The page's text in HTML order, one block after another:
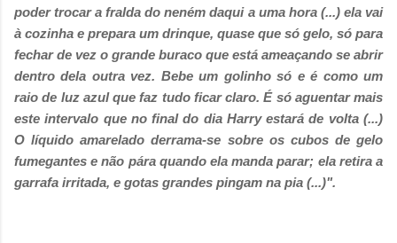
poder trocar a fralda do neném daqui a uma hora (...) ela vai
à cozinha e prepara um drinque, quase que só gelo, só para
fechar de vez o grande buraco que está ameaçando se abrir
dentro dela outra vez. Bebe um golinho só e é como um
raio de luz azul que faz tudo ficar claro. É só aguentar mais
este intervalo que no final do dia Harry estará de volta (...)
O líquido amarelado derrama-se sobre os cubos de gelo
fumegantes e não pára quando ela manda parar; ela retira a
garrafa irritada, e gotas grandes pingam na pia (...)".